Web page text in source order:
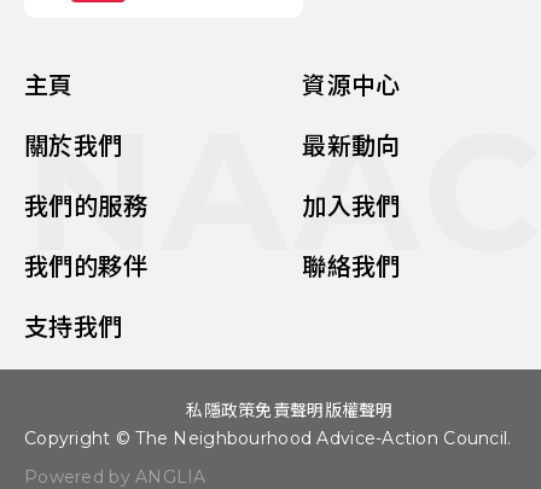
主頁
關於我們
我們的服務
我們的夥伴
支持我們
資源中心
最新動向
加入我們
聯絡我們
Copyright © The Neighbourhood Advice-Action Council.
Powered by ANGLIA
私隱政策免責聲明版權聲明